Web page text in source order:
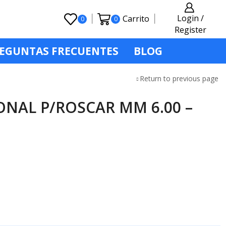
0 0 Carrito
Login /
Register
FRECUENTES BLOG
Return to previous page
P/ROSCAR MM 6.00 –